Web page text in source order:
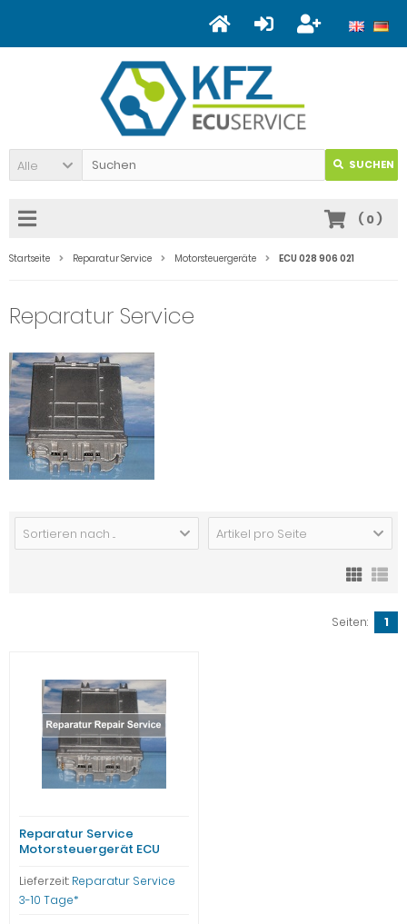
Alle SUCHEN
( 0)
Startseite Reparatur Service Motorsteuergeräte ECU 028 906 021
Reparatur Service
Sortieren nach ... Artikel pro Seite
Seiten: 1
Reparatur Service
Motorsteuergerät ECU
SEAT SKODA
Lieferzeit: Reparatur Service
3-10 Tage*